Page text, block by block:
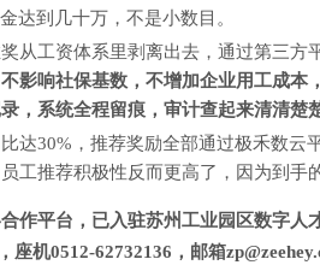
达到几十万，不是小数目。
从工资体系里剥离出去，通过第三方
影响社保基数，不增加企业用工成
，系统全程留痕，审计查起来清清楚楚
达30%，推荐奖励全部通过极禾数云
工推荐积极性反而更高了，因为到手
作平台，已入驻苏州工业园区数字
座机0512-62732136，邮箱